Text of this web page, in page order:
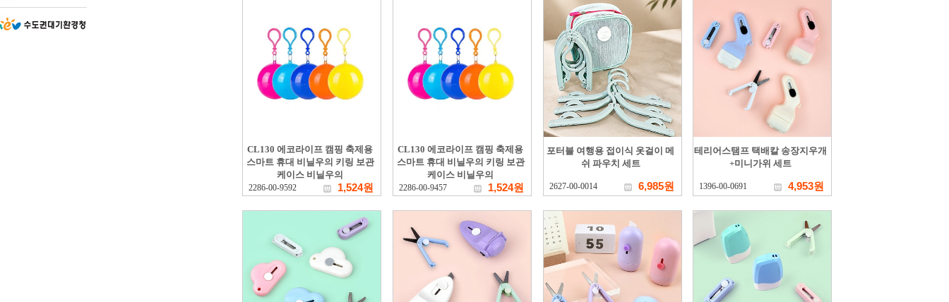
CL130 에코라이프 캠핑 축제용
스마트 휴대 비닐우의 키링 보관
케이스 비닐우의
2286-00-9592 1,524원
CL130 에코라이프 캠핑 축제용
스마트 휴대 비닐우의 키링 보관
케이스 비닐우의
2286-00-9457 1,524원
포터블 여행용 접이식 옷걸이 메
쉬 파우치 세트
2627-00-0014 6,985원
테리어스탬프 택배칼 송장지우개
+미니가위 세트
1396-00-0691 4,953원